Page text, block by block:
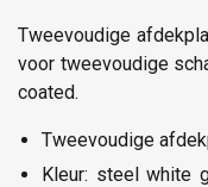
Tweevoudige
voor tweevoudige
coated.
Tweevoudige
Kleur: steel white